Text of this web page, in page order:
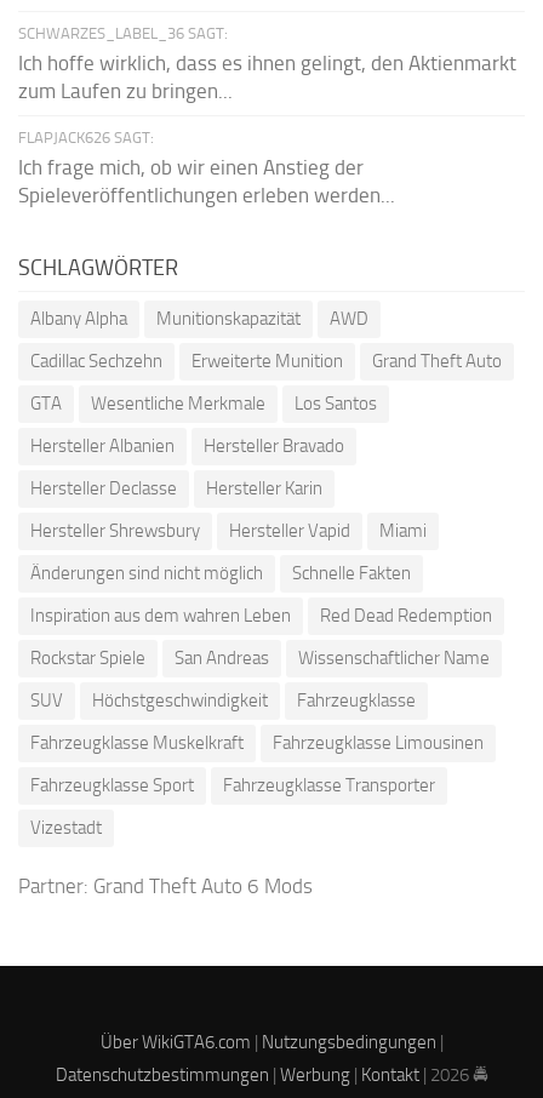
SCHWARZES_LABEL_36 SAGT:
Ich hoffe wirklich, dass es ihnen gelingt, den Aktienmarkt
zum Laufen zu bringen...
FLAPJACK626 SAGT:
Ich frage mich, ob wir einen Anstieg der
Spieleveröffentlichungen erleben werden...
SCHLAGWÖRTER
Albany Alpha Munitionskapazität
AWD
Cadillac Sechzehn
Erweiterte Munition
Grand Theft Auto
GTA
Wesentliche Merkmale
Los Santos
Hersteller Albanien
Hersteller Bravado
Hersteller Declasse
Hersteller Karin
Hersteller Shrewsbury
Hersteller Vapid
Miami
Änderungen sind nicht möglich
Schnelle Fakten
Inspiration aus dem wahren Leben
Red Dead Redemption
Rockstar Spiele
San Andreas
Wissenschaftlicher Name
SUV
Höchstgeschwindigkeit
Fahrzeugklasse
Fahrzeugklasse Muskelkraft
Fahrzeugklasse Limousinen
Fahrzeugklasse Sport
Fahrzeugklasse Transporter
Vizestadt
Partner: Grand Theft Auto 6 Mods
Über WikiGTA6.com | Nutzungsbedingungen |
Datenschutzbestimmungen | Werbung| Kontakt| 2026 🚔